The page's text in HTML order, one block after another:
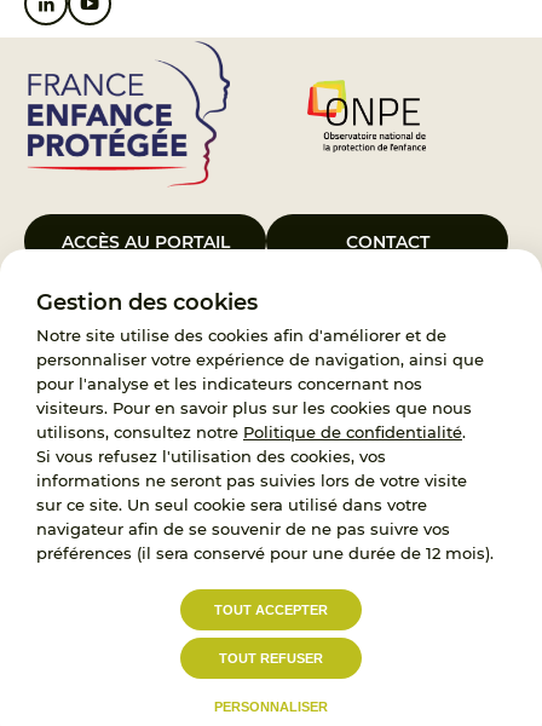
Gestion des cookies
Notre site utilise des cookies afin d'améliorer et de
personnaliser votre expérience de navigation, ainsi que
pour l'analyse et les indicateurs concernant nos
visiteurs. Pour en savoir plus sur les cookies que nous
utilisons, consultez notre Politique de confidentialité.
Si vous refusez l'utilisation des cookies, vos
informations ne seront pas suivies lors de votre visite
sur ce site. Un seul cookie sera utilisé dans votre
navigateur afin de se souvenir de ne pas suivre vos
préférences (il sera conservé pour une durée de 12 mois).
TOUT ACCEPTER
TOUT REFUSER
PERSONNALISER
ACCÈS AU PORTAIL CONTACT
Le Groupement d’Intérêt Public France Enfance Protégée, créé le 5
janvier 2023, a pour objet d’assurer les missions de service public du
119, d’accompagnement des adoptants et de traitement des
demandes d’accès aux origines personnelles. France Enfance
Protégée est également un observatoire et une ressource pour
l’ensemble des professionnels, ainsi qu’un appui à l’élaboration de la
politique publique à travers le soutien à l’activité des conseils
nationaux.
RECRUTEMENT
L’État, les Départements et les Associations au
service de la prévention et de la protection de
l’enfance.
partiellement conforme
Politique de
confidentialité